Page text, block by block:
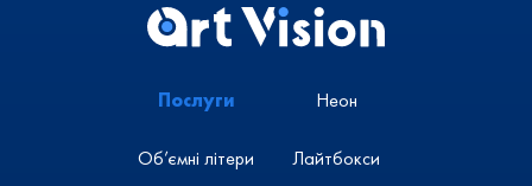
Послуги Неон
Об’ємні літери Лайтбокси